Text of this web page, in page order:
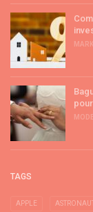
MODE
TAGS
APPLE